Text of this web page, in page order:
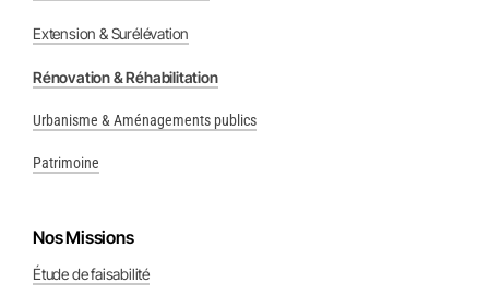
Extension & Surélévation
Rénovation & Réhabilitation
Urbanisme & Aménagements publics
Patrimoine
Nos Missions
Étude de faisabilité